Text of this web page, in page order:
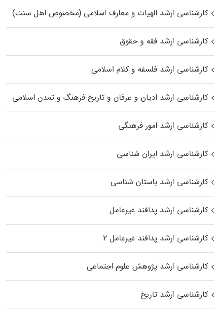
کارشناسی ارشد الهیات و معارف اسلامی (مخصوص اهل سنت)
کارشناسی ارشد فقه و حقوق
کارشناسی ارشد فلسفه و کلام اسلامی
کارشناسی ارشد ادیان و عرفان و تاریخ فرهنگ و تمدن اسلامی
کارشناسی ارشد امور فرهنگی
کارشناسی ارشد ایران شناسی
کارشناسی ارشد باستان شناسی
کارشناسی ارشد پدافند غیرعامل
کارشناسی ارشد پدافند غیرعامل ۲
کارشناسی ارشد پژوهش علوم اجتماعی
کارشناسی ارشد تاریخ